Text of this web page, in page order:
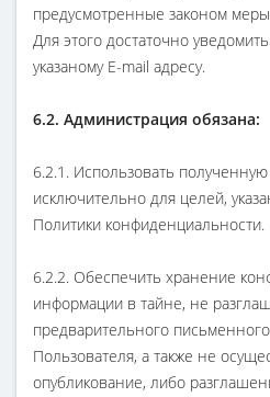
предусмотренные законом
Для этого достаточно
указаному E-mail адресу.
6.2. Администрация обязана:
6.2.1. Использовать
исключительно для целей,
Политики конфиденциальности.
6.2.2. Обеспечить хранение
информации в тайне, не
предварительного
Пользователя, а также не
опубликование, либо